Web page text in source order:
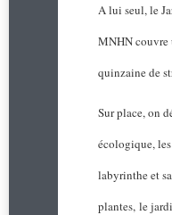
A lui seul, le
MNHN couvre
quinzaine de
Sur place, on
écologique,
labyrinthe et
plantes, le